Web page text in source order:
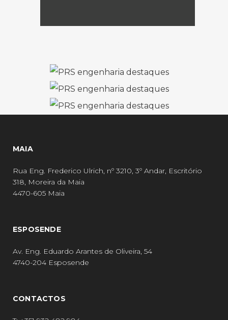
MAIA
Rua Eng. Frederico Ulrich, nº 3210, 3º Andar, Escritório
318, Moreira da Maia
4470-605 Maia
ESPOSENDE
Av. Eng. Eduardo Arantes de Oliveira, 54
4740-204 Esposende
CONTACTOS